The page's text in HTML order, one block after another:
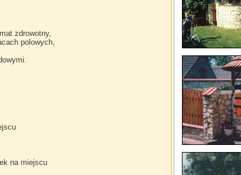
zdrowotny,
polowych,
na miejscu